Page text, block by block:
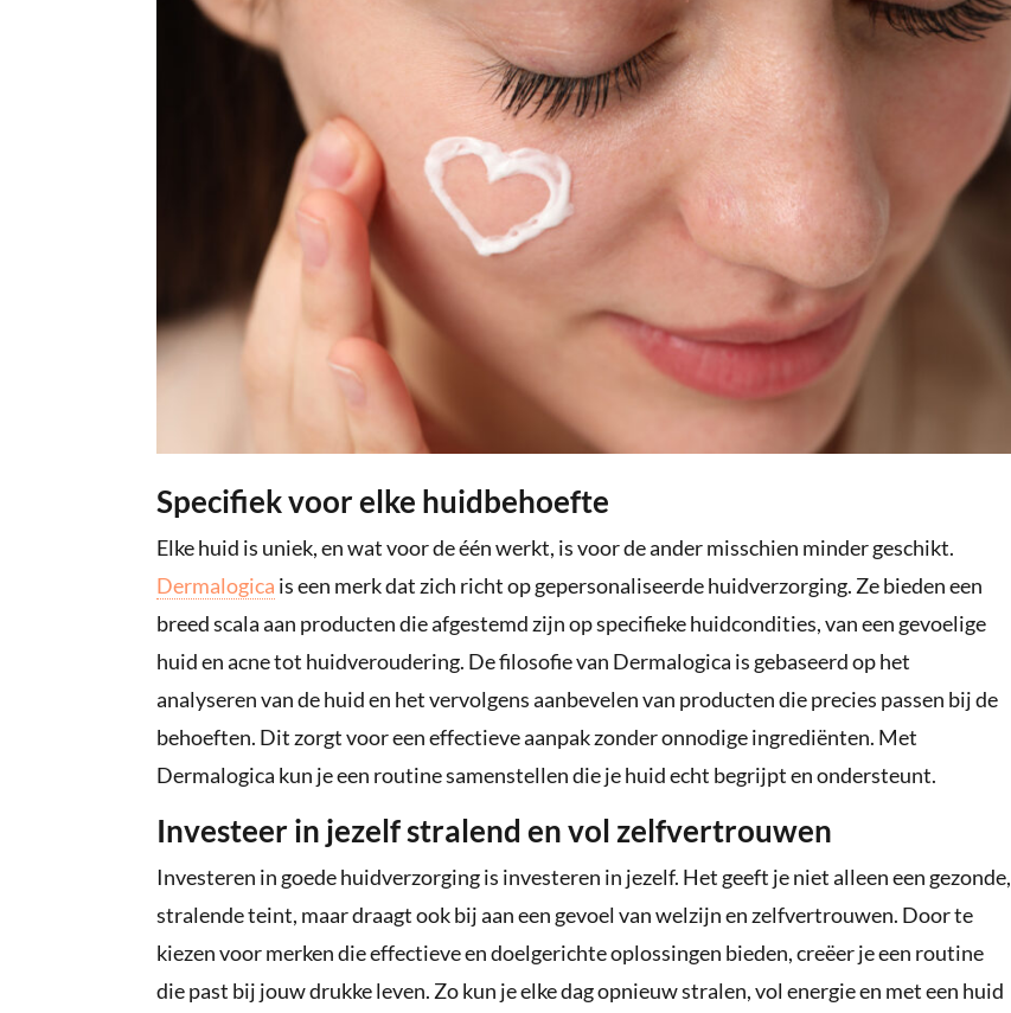
Specifiek voor elke huidbehoefte
Elke huid is uniek, en wat voor de één werkt, is voor de ander misschien minder geschikt.
Dermalogica is een merk dat zich richt op gepersonaliseerde huidverzorging. Ze bieden een
breed scala aan producten die afgestemd zijn op specifieke huidcondities, van een gevoelige
huid en acne tot huidveroudering. De filosofie van Dermalogica is gebaseerd op het
analyseren van de huid en het vervolgens aanbevelen van producten die precies passen bij de
behoeften. Dit zorgt voor een effectieve aanpak zonder onnodige ingrediënten. Met
Dermalogica kun je een routine samenstellen die je huid echt begrijpt en ondersteunt.
Investeer in jezelf stralend en vol zelfvertrouwen
Investeren in goede huidverzorging is investeren in jezelf. Het geeft je niet alleen een gezonde,
stralende teint, maar draagt ook bij aan een gevoel van welzijn en zelfvertrouwen. Door te
kiezen voor merken die effectieve en doelgerichte oplossingen bieden, creëer je een routine
die past bij jouw drukke leven. Zo kun je elke dag opnieuw stralen, vol energie en met een huid